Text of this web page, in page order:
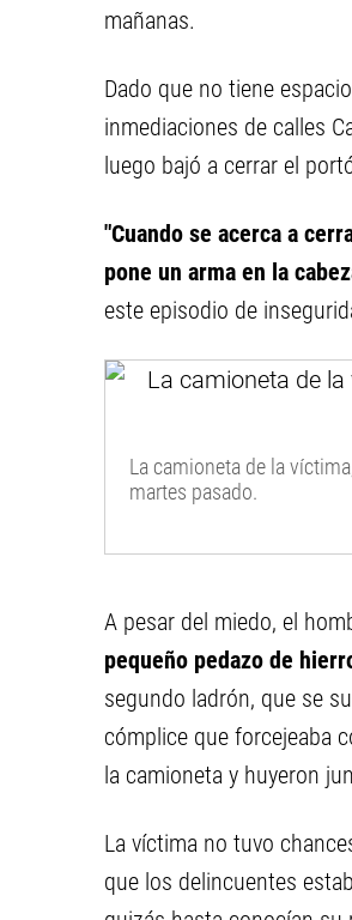
mañanas.
Dado que no tiene
inmediaciones de calles
luego bajó a cerrar el
"Cuando se acerca a
pone un arma en la
este episodio de
La camioneta de la
martes pasado.
A pesar del miedo, el
pequeño pedazo de
segundo ladrón, que se
cómplice que forcejeaba
la camioneta y huyeron
La víctima no tuvo
que los delincuentes